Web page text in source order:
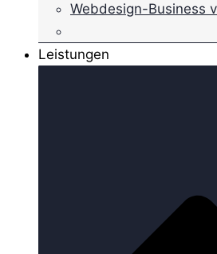
Webdesign-Business
Leistungen